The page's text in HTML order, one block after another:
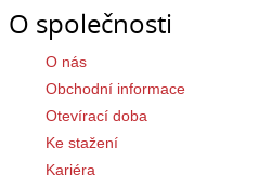
O společnosti
O nás
Obchodní informace
Otevírací doba
Ke stažení
Kariéra